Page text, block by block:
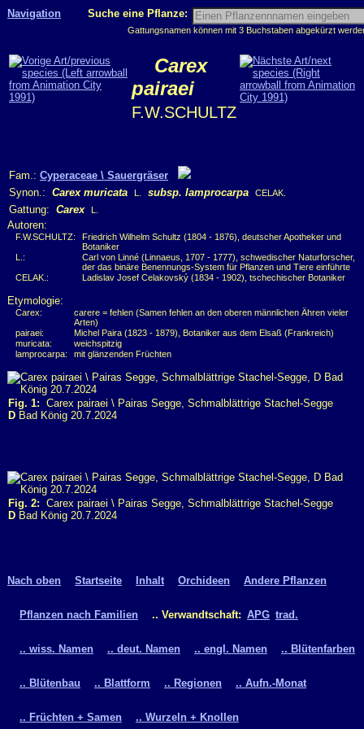
Navigation Suche eine Pflanze:
Gattungsnamen können mit 3 Buchstaben abgekürzt
Carex
pairaei
F.W.SCHULTZ
Fam.: Cyperaceae \ Sauergräser
Synon.: Carex muricata L. subsp. lamprocarpa CELAK.
Gattung: Carex L.
Autoren:
F.W.SCHULTZ:
Friedrich Wilhelm Schultz (1804 - 1876), deutscher Apotheker und
Botaniker
L.:
Carl von Linné (Linnaeus, 1707 - 1777), schwedischer Naturforscher,
der das binäre Benennungs-System für Pflanzen und Tiere einführte
CELAK.:
Ladislav Josef Celakovský (1834 - 1902), tschechischer Botaniker
Etymologie:
Carex:
carere = fehlen (Samen fehlen an den oberen männlichen Ähren vieler
Arten)
pairaei:
Michel Paira (1823 - 1879), Botaniker aus dem Elsaß (Frankreich)
muricata:
weichspitzig
lamprocarpa:
mit glänzenden Früchten
Fig. 1: Carex pairaei \ Pairas Segge, Schmalblättrige Stachel-Segge
D Bad König 20.7.2024
Fig. 2: Carex pairaei \ Pairas Segge, Schmalblättrige Stachel-Segge
D Bad König 20.7.2024
Nach oben Startseite Inhalt Orchideen Andere Pflanzen
Pflanzen nach Familien .. Verwandtschaft: APG trad.
.. wiss. Namen .. deut. Namen .. engl. Namen .. Blütenfarben
.. Blütenbau .. Blattform .. Regionen .. Aufn.-Monat
.. Früchten + Samen .. Wurzeln + Knollen